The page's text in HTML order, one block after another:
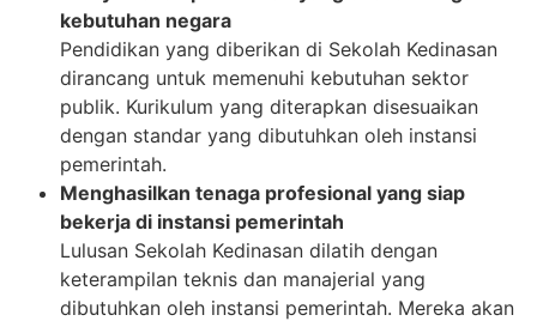
kebutuhan negara
Pendidikan yang diberikan di Sekolah Kedinasan
dirancang untuk memenuhi kebutuhan sektor
publik. Kurikulum yang diterapkan disesuaikan
dengan standar yang dibutuhkan oleh instansi
pemerintah.
Menghasilkan tenaga profesional yang siap
bekerja di instansi pemerintah
Lulusan Sekolah Kedinasan dilatih dengan
keterampilan teknis dan manajerial yang
dibutuhkan oleh instansi pemerintah. Mereka akan